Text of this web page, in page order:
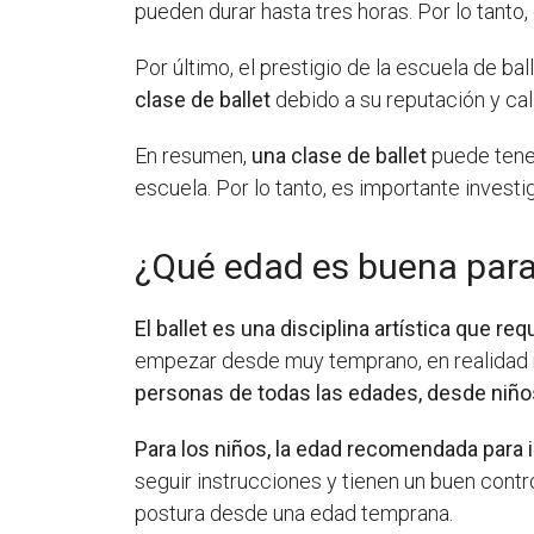
pueden durar hasta tres horas. Por lo
Por último, el prestigio de la escuela de
clase de ballet debido a su reputación y
En resumen, una clase de balletpuede
escuela. Por lo tanto, es importante
¿Qué edad es buena
El ballet es una disciplina artística que
empezar desde muy temprano, en
personas de todas las edades, desde
Para los niños, la edad recomendada
seguir instrucciones y tienen un buen
postura desde una edad temprana.